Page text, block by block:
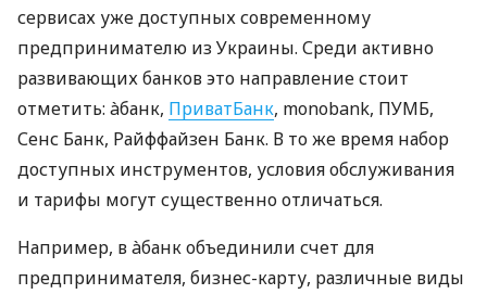
сервисах уже доступных современному
предпринимателю из Украины. Среди активно
развивающих банков это направление стоит
отметить: àбанк, ПриватБанк, monobank, ПУМБ,
Сенс Банк, Райффайзен Банк. В то же время набор
доступных инструментов, условия обслуживания
и тарифы могут существенно отличаться.
Например, в àбанк объединили счет для
предпринимателя, бизнес-карту, различные виды